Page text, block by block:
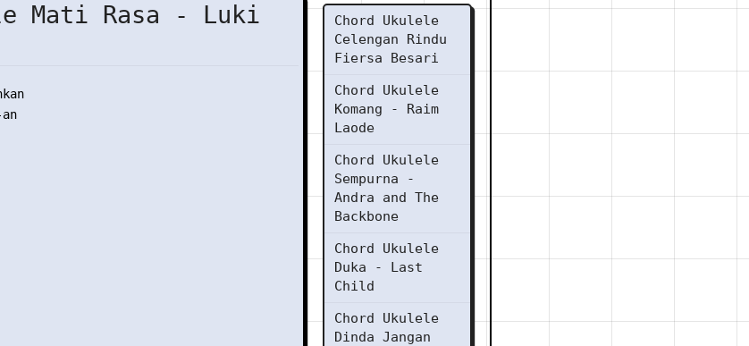
Mati Rasa - Luki
Chord Ukulele
Celengan Rindu
Fiersa Besari
Chord Ukulele
Komang - Raim
Laode
Chord Ukulele
Sempurna -
Andra and The
Backbone
Chord Ukulele
Duka - Last
Child
Chord Ukulele
Dinda Jangan